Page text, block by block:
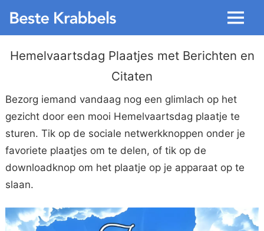
Menu
Hemelvaartsdag Plaatjes met Berichten en
Citaten
Bezorg iemand vandaag nog een glimlach op het
gezicht door een mooi Hemelvaartsdag plaatje te
sturen. Tik op de sociale netwerkknoppen onder je
favoriete plaatjes om te delen, of tik op de
downloadknop om het plaatje op je apparaat op te
slaan.